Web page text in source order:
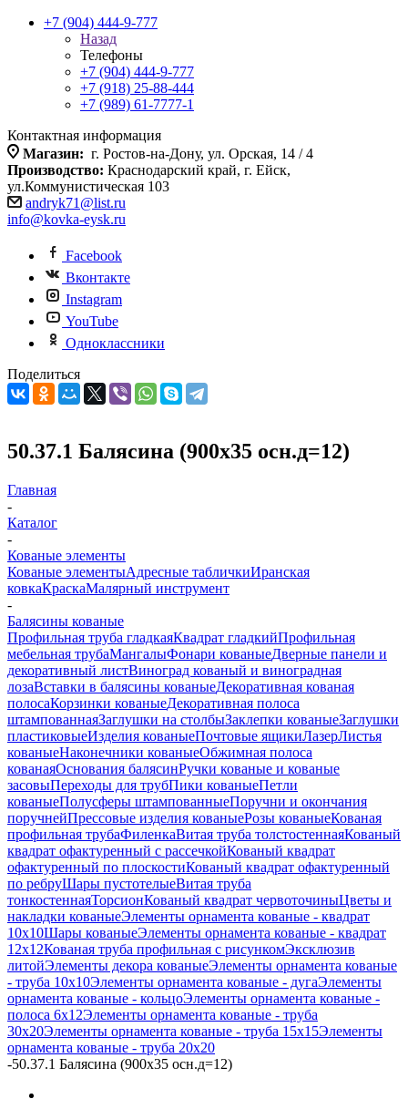
+7 (904) 444-9-777
Назад
Телефоны
+7 (904) 444-9-777
+7 (918) 25-88-444
+7 (989) 61-7777-1
Контактная информация
Магазин: г. Ростов-на-Дону, ул. Орская, 14 / 4
Производство: Краснодарский край, г. Ейск,
ул.Коммунистическая 103
andryk71@list.ru
info@kovka-eysk.ru
Facebook
Вконтакте
Instagram
YouTube
Одноклассники
Поделиться
50.37.1 Балясина (900х35 осн.д=12)
Главная
-
Каталог
-
Кованые элементы
Кованые элементыАдресные табличкиИранская
ковкаКраскаМалярный инструмент
-
Балясины кованые
Профильная труба гладкаяКвадрат гладкийПрофильная
мебельная трубаМангалыФонари кованыеДверные панели и
декоративный листВиноград кованый и виноградная
лозаВставки в балясины кованыеДекоративная кованая
полосаКорзинки кованыеДекоративная полоса
штампованнаяЗаглушки на столбыЗаклепки кованыеЗаглушки
пластиковыеИзделия кованыеПочтовые ящикиЛазерЛистья
кованыеНаконечники кованыеОбжимная полоса
кованаяОснования балясинРучки кованые и кованые
засовыПереходы для трубПики кованыеПетли
кованыеПолусферы штампованныеПоручни и окончания
поручнейПрессовые изделия кованыеРозы кованыеКованая
профильная трубаФиленкаВитая труба толстостеннаяКованый
квадрат офактуренный с рассечкойКованый квадрат
офактуренный по плоскостиКованый квадрат офактуренный
по ребруШары пустотелыеВитая труба
тонкостеннаяТорсионКованый квадрат червоточиныЦветы и
накладки кованыеЭлементы орнамента кованые - квадрат
10х10Шары кованыеЭлементы орнамента кованые - квадрат
12х12Кованая труба профильная с рисункомЭксклюзив
литойЭлементы декора кованыеЭлементы орнамента кованые
- труба 10х10Элементы орнамента кованые - дугаЭлементы
орнамента кованые - кольцоЭлементы орнамента кованые -
полоса 6х12Элементы орнамента кованые - труба
30х20Элементы орнамента кованые - труба 15х15Элементы
орнамента кованые - труба 20х20
-50.37.1 Балясина (900х35 осн.д=12)